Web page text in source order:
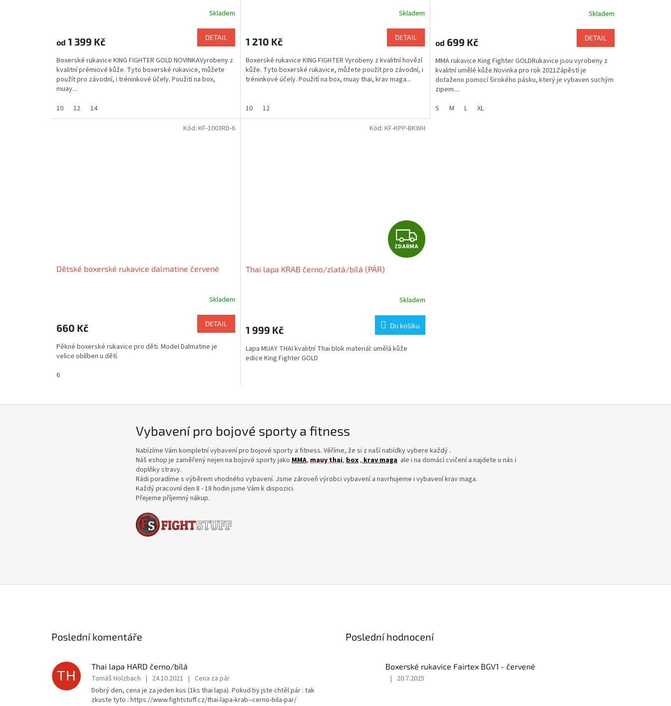
R
M
A
Skladem
od 1 399 Kč DETAIL
Boxerské rukavice KING FIGHTER GOLD NOVINKAVyrobeny z
kvalitní prémiové kůže. Tyto boxerské rukavice, můžete
použít pro závodní, i tréninkové účely. Použití na box,
muay...
10
12 14
Skladem
1 210 Kč DETAIL
Boxerské rukavice KING FIGHTER Vyrobeny z kvalitní hovězí
kůže. Tyto boxerské rukavice, můžete použít pro závodní, i
tréninkové účely. Použití na box, muay thai, krav maga...
10 12
Skladem
od 699 Kč DETAIL
MMA rukavice King Fighter GOLDRukavice jsou vyrobeny z
kvalitní umělé kůže.Novinka pro rok 2021Zápěstí je
dotaženo pomocí širokého pásku, který je vybaven suchým
zipem....
S
M L XL
Dětské boxerské rukavice dalmatine červené
Skladem
660 Kč DETAIL
Pěkné boxerské rukavice pro děti. Model Dalmatine je
velice oblíben u dětí.
6
Kód:KF-1003RD-6
Z
D
R
M
A
ZDARMA
Thai lapa KRAB černo/zlatá/bílá (PÁR)
Skladem
1 999 Kč Do košíku
Lapa MUAY THAI kvalitní Thai blok materiál: umělá kůže
edice King Fighter GOLD
Kód: KF-KPP-BKWH
Vybavení pro bojové sporty a fitness
Nabízíme Vám kompletní vybavení pro bojové sporty a fitness. Věříme, že si z naší nabídky vybere každý .
Náš eshop je zaměřený nejen na bojové sporty jako MMA, mauy thai, box,krav maga ale i na domácí cvičení a najdete u nás i
doplňky stravy.
Rádi poradíme s výběrem vhodného vybavení. Jsme zároveň výrobci vybavení a navrhujeme i vybavení krav maga.
Každý pracovní den 8 - 18 hodin jsme Vám k dispozici.
Přejeme příjemný nákup.
Poslední komentáře
TH
Thai lapa HARD černo/bílá
Tomáš Holzbach | 24.10.2021 | Cena za pár
Dobrý den, cena je za jeden kus (1ks thai lapa). Pokud by jste chtěl pár : tak
zkuste tyto : https://www.fightstuff.cz/thai-lapa-krab--cerno-bila-par/
Poslední hodnocení
Boxerské rukavice Fairtex BGV1 - červené
Hodnocení
| 20.7.2025